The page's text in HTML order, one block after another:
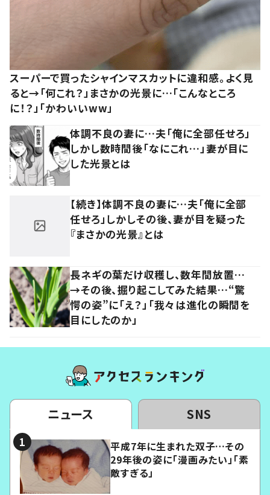
スーパーで買ったシャインマスカットに違和感。よく見
ると→「何これ？」まさかの光景に…「こんなところ
に！？」「かわいいww」
体調不良の妻に…夫「俺に全部任せろ」
しかし数時間後「なにこれ…」妻が目に
した光景とは
【続き】体調不良の妻に…夫「俺に全部
任せろ」しかしその後、妻が目を疑った
『まさかの光景』とは
長ネギの葉だけ収穫し、数年間放置…
→その後、掘り起こしてみた結果…“驚
愕の姿”に「え？」「我々は進化の瞬間を
目にしたのか」
ニュース SNS
平成7年に生まれた双子…その
29年後の姿に「漫画みたい」「素
敵すぎる」